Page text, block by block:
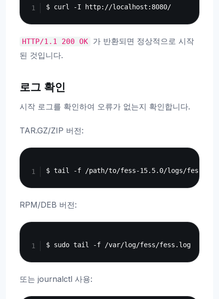
HTTP/1.1 200 OK
가 반환되면 정상적으로 시작
된 것입니다.
로그 확인
시작 로그를 확인하여 오류가 없는지 확인합니다.
TAR.GZ/ZIP 버전:
RPM/DEB 버전:
또는 journalctl 사용: